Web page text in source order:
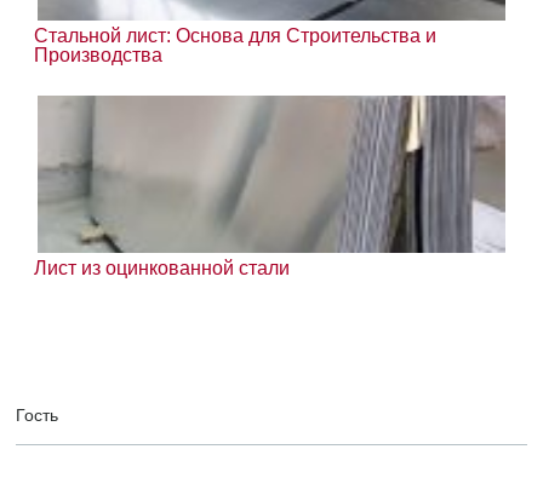
Стальной лист: Основа для Строительства и
Производства
Лист из оцинкованной стали
Гость